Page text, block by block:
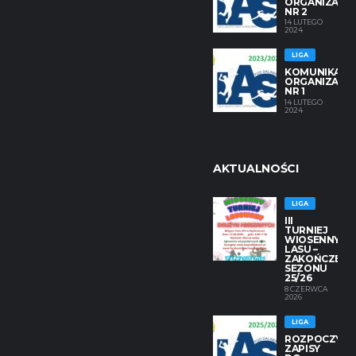
NR 2
14 LUTEGO
2024
LIGA
KOMUNIKAT
NR 1
14 LUTEGO
2024
AKTUALNOŚCI
LIGA
III
TURNIEJ
WIOSENNY
LASU –
SEZONU
25/26
8 CZERWCA
2026
LIGA
ZAPISY